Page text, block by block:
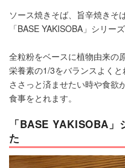
ソース焼きそば、旨辛焼きそ
「BASE YAKISOBA」シリーズ
全粒粉をベースに植物由来の
栄養素の1/3をバランスよく
ささっと済ませたい時や食欲
食事をとれます。
「BASE YAKISOBA
た